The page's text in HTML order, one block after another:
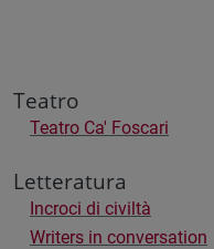
Teatro
Teatro Ca' Foscari
Letteratura
Incroci di civiltà
Writers in conversation